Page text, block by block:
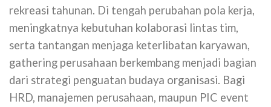
rekreasi tahunan. Di tengah perubahan pola kerja,
meningkatnya kebutuhan kolaborasi lintas tim,
serta tantangan menjaga keterlibatan karyawan,
gathering perusahaan berkembang menjadi bagian
dari strategi penguatan budaya organisasi. Bagi
HRD, manajemen perusahaan, maupun PIC event